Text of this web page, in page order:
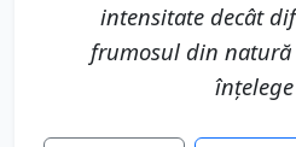
intensitate decât
frumosul din